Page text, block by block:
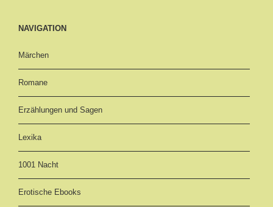
NAVIGATION
Märchen
Romane
Erzählungen und Sagen
Lexika
1001 Nacht
Erotische Ebooks